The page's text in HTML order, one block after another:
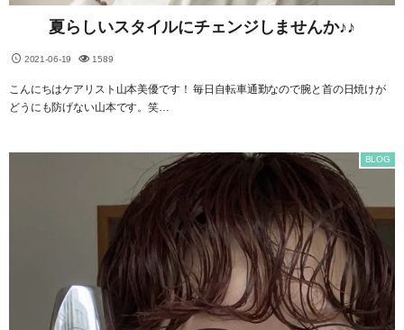
夏らしいスタイルにチェンジしませんか♪♪
2021-06-19 1589
こんにちはケアリスト山本美優です！ 毎日自転車通勤なので腕と首の日焼けが
どうにも防げない山本です。笑…
BLOG